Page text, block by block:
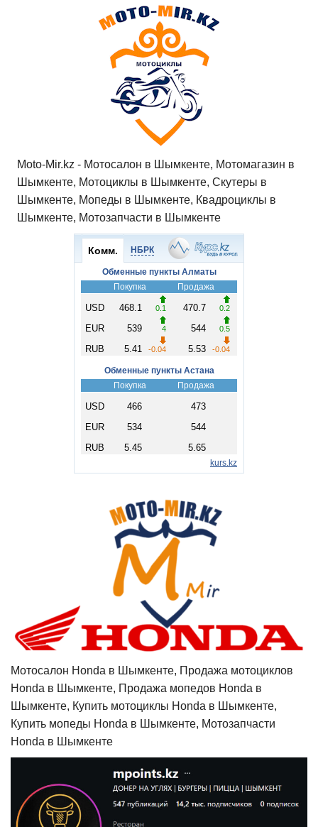
Moto-Mir.kz - Мотосалон в Шымкенте, Мотомагазин в
Шымкенте, Мотоциклы в Шымкенте, Скутеры в
Шымкенте, Мопеды в Шымкенте, Квадроциклы в
Шымкенте, Мотозапчасти в Шымкенте
Мотосалон Honda в Шымкенте, Продажа мотоциклов
Honda в Шымкенте, Продажа мопедов Honda в
Шымкенте, Купить мотоциклы Honda в Шымкенте,
Купить мопеды Honda в Шымкенте, Мотозапчасти
Honda в Шымкенте